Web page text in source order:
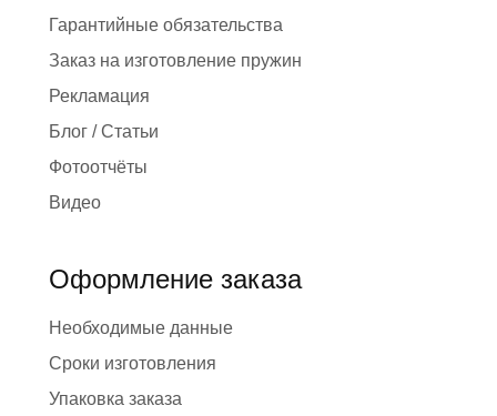
Гарантийные обязательства
Заказ на изготовление пружин
Рекламация
Блог / Статьи
Фотоотчёты
Видео
Оформление заказа
Необходимые данные
Сроки изготовления
Упаковка заказа